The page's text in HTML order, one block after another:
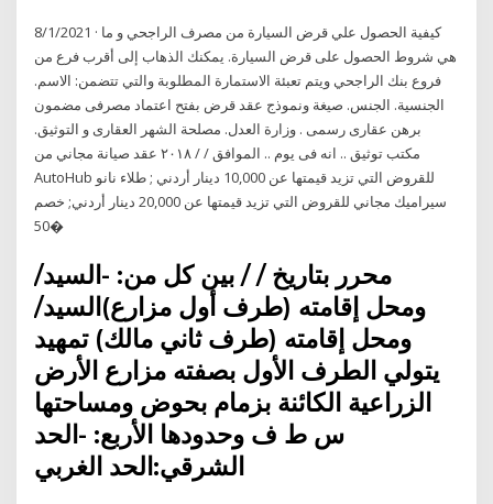
8/1/2021 · كيفية الحصول علي قرض السيارة من مصرف الراجحي و ما
هي شروط الحصول على قرض السيارة. يمكنك الذهاب إلى أقرب فرع من
فروع بنك الراجحي ويتم تعبئة الاستمارة المطلوبة والتي تتضمن: الاسم.
الجنسية. الجنس. صيغة ونموذج عقد قرض بفتح اعتماد مصرفى مضمون
برهن عقارى رسمى . وزارة العدل. مصلحة الشهر العقارى و التوثيق.
مكتب توثيق .. انه فى يوم .. الموافق / / ۲۰۱۸ عقد صيانة مجاني من
AutoHub للقروض التي تزيد قيمتها عن 10,000 دينار أردني ; طلاء نانو
سيراميك مجاني للقروض التي تزيد قيمتها عن 20,000 دينار أردني; خصم
50�
محرر بتاريخ / / بين كل من: -السيد/
ومحل إقامته (طرف أول مزارع)السيد/
ومحل إقامته (طرف ثاني مالك) تمهيد
يتولي الطرف الأول بصفته مزارع الأرض
الزراعية الكائنة بزمام بحوض ومساحتها
س ط ف وحدودها الأربع: -الحد
الشرقي:الحد الغربي